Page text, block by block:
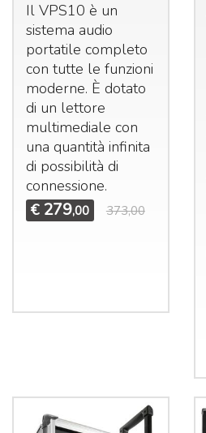
Il VPS10 è un
sistema audio
portatile completo
con tutte le funzioni
moderne. È dotato
di un lettore
multimediale con
una quantità infinita
di possibilità di
connessione.
€ 279,00 373,00